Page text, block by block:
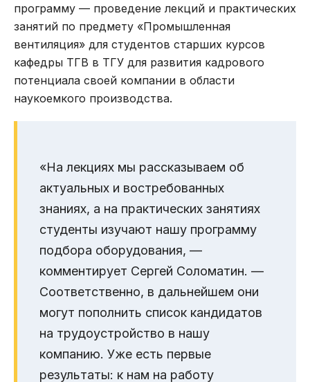
программу — проведение лекций и практических
занятий по предмету «Промышленная
вентиляция» для студентов старших курсов
кафедры ТГВ в ТГУ для развития кадрового
потенциала своей компании в области
наукоемкого производства.
«На лекциях мы рассказываем об
актуальных и востребованных
знаниях, а на практических занятиях
студенты изучают нашу программу
подбора оборудования, —
комментирует Сергей Соломатин. —
Соответственно, в дальнейшем они
могут пополнить список кандидатов
на трудоустройство в нашу
компанию. Уже есть первые
результаты: к нам на работу